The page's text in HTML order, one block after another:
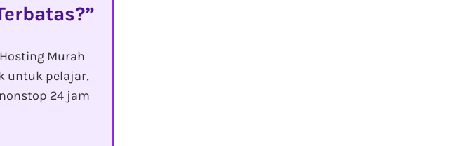
Murah
untuk pelajar,
24 jam